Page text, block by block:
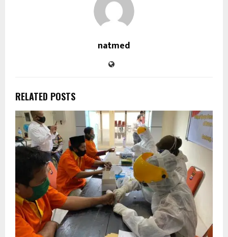
natmed
RELATED POSTS